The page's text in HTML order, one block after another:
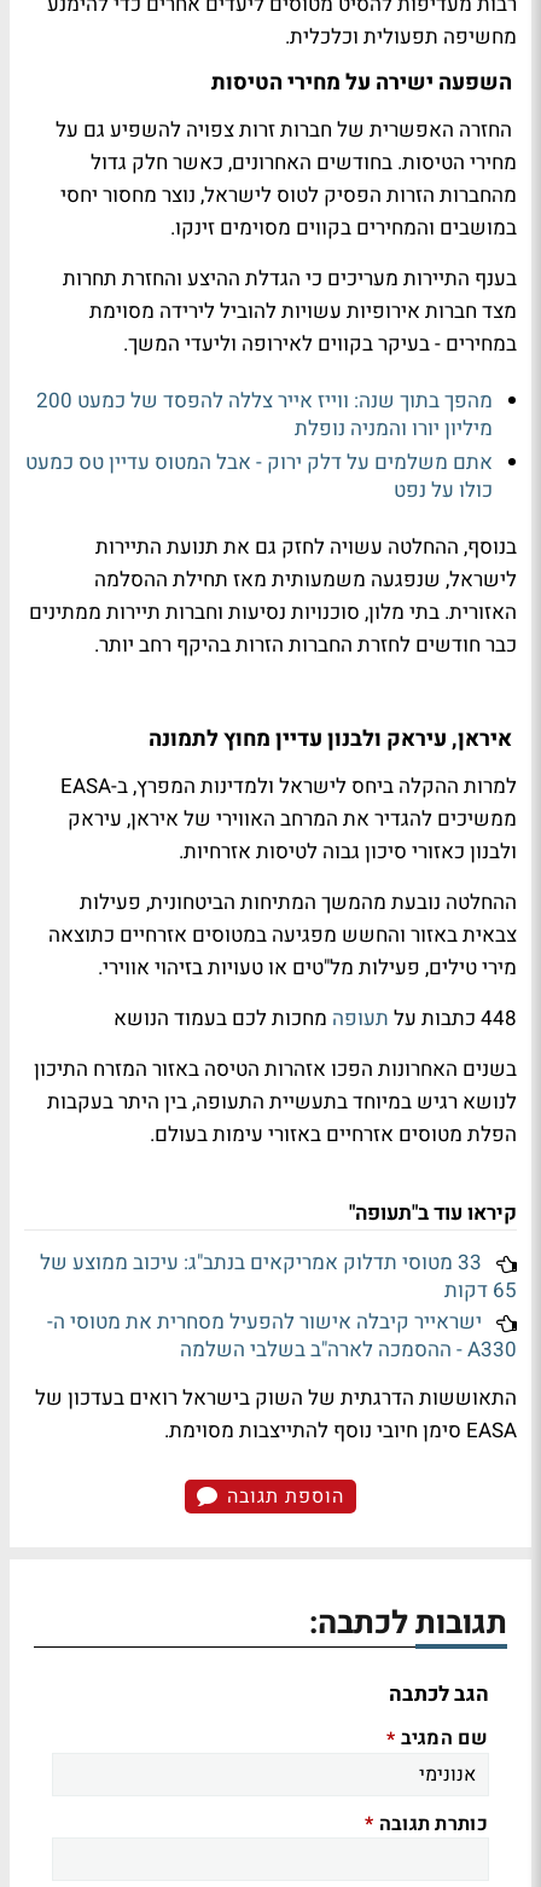
מחשיפה תפעולית וכלכלית.
השפעה ישירה על מחירי הטיסות
החזרה האפשרית של חברות זרות צפויה להשפיע גם על
מחירי הטיסות. בחודשים האחרונים, כאשר חלק גדול
מהחברות הזרות הפסיק לטוס לישראל, נוצר מחסור יחסי
במושבים והמחירים בקווים מסוימים זינקו.
בענף התיירות מעריכים כי הגדלת ההיצע והחזרת תחרות
מצד חברות אירופיות עשויות להוביל לירידה מסוימת
במחירים - בעיקר בקווים לאירופה וליעדי המשך.
מהפך בתוך שנה: ווייז אייר צללה להפסד של כמעט 200
מיליון יורו והמניה נופלת
אתם משלמים על דלק ירוק - אבל המטוס עדיין טס כמעט
כולו על נפט
בנוסף, ההחלטה עשויה לחזק גם את תנועת התיירות
לישראל, שנפגעה משמעותית מאז תחילת ההסלמה
האזורית. בתי מלון, סוכנויות נסיעות וחברות תיירות ממתינים
כבר חודשים לחזרת החברות הזרות בהיקף רחב יותר.
איראן, עיראק ולבנון עדיין מחוץ לתמונה
למרות ההקלה ביחס לישראל ולמדינות המפרץ, ב-EASA
ממשיכים להגדיר את המרחב האווירי של איראן, עיראק
ולבנון כאזורי סיכון גבוה לטיסות אזרחיות.
ההחלטה נובעת מהמשך המתיחות הביטחונית, פעילות
צבאית באזור והחשש מפגיעה במטוסים אזרחיים כתוצאה
מירי טילים, פעילות מל"טים או טעויות בזיהוי אווירי.
448 כתבות על
תעופה מחכות לכם בעמוד הנושא
בשנים האחרונות הפכו אזהרות הטיסה באזור המזרח התיכון
לנושא רגיש במיוחד בתעשיית התעופה, בין היתר בעקבות
הפלת מטוסים אזרחיים באזורי עימות בעולם.
קיראו עוד ב"תעופה"
33 מטוסי תדלוק אמריקאים בנתב"ג: עיכוב ממוצע של
65 דקות
ישראייר קיבלה אישור להפעיל מסחרית את מטוסי ה-
A330 - ההסמכה לארה"ב בשלבי השלמה
התאוששות הדרגתית של השוק בישראל רואים בעדכון של
EASA סימן חיובי נוסף להתייצבות מסוימת.
הוספת תגובה
תגובות לכתבה:
הגב לכתבה
שם המגיב *
כותרת תגובה *